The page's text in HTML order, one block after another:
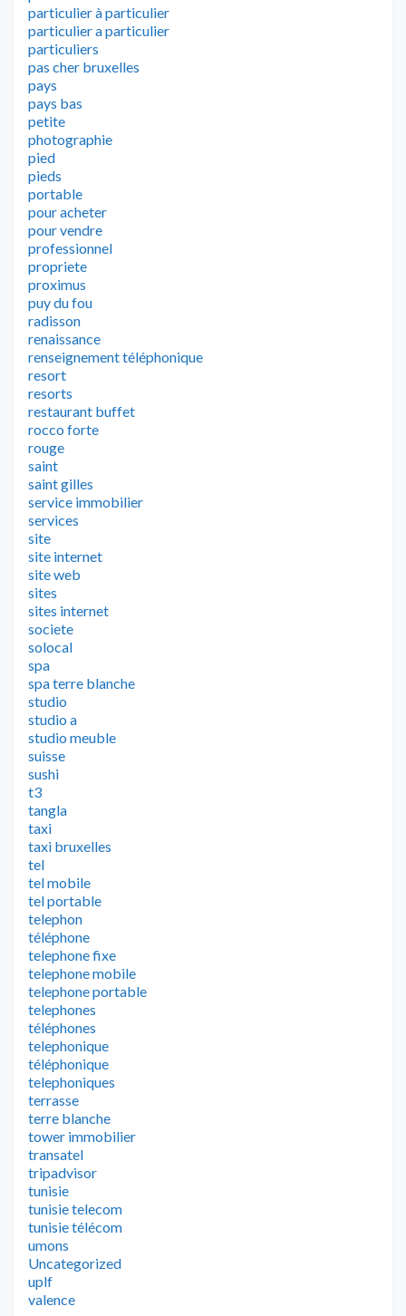
particulier à particulier
particulier a particulier
particuliers
pas cher bruxelles
pays
pays bas
petite
photographie
pied
pieds
portable
pour acheter
pour vendre
professionnel
propriete
proximus
puy du fou
radisson
renaissance
renseignement téléphonique
resort
resorts
restaurant buffet
rocco forte
rouge
saint
saint gilles
service immobilier
services
site
site internet
site web
sites
sites internet
societe
solocal
spa
spa terre blanche
studio
studio a
studio meuble
suisse
sushi
t3
tangla
taxi
taxi bruxelles
tel
tel mobile
tel portable
telephon
téléphone
telephone fixe
telephone mobile
telephone portable
telephones
téléphones
telephonique
téléphonique
telephoniques
terrasse
terre blanche
tower immobilier
transatel
tripadvisor
tunisie
tunisie telecom
tunisie télécom
umons
Uncategorized
uplf
valence